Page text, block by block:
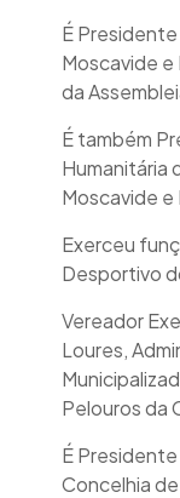
É
Moscavide e
da
É também
Humanitária
Moscavide e
Exerceu
Desportivo
Vereador
Loures,
Pelouros da
É
Concelhia